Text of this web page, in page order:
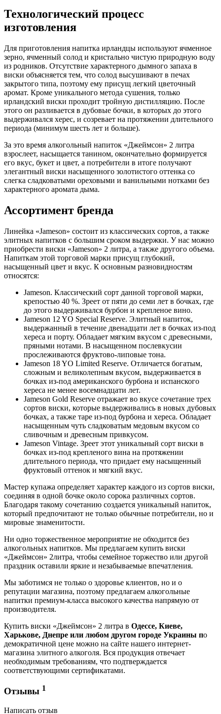
Технологический процесс
изготовления
Для приготовления напитка ирландцы используют ячменное
зерно, ячменный солод и кристально чистую природную воду
из родников. Отсутствие характерного дымного запаха в
виски объясняется тем, что солод высушивают в печах
закрытого типа, поэтому ему присущ легкий цветочный
аромат. Кроме уникального метода сушения, только
ирландский виски проходит тройную дистилляцию. После
этого он разливается в дубовые бочки, в которых до этого
выдерживался херес, и созревает на протяжении длительного
периода (минимум шесть лет и больше).
За это время алкогольный напиток «Джеймсон» 2 литра
взрослеет, насыщается танином, окончательно формируется
его вкус, букет и цвет, а потребители в итоге получают
элегантный виски насыщенного золотистого оттенка со
слегка сладковатыми ореховыми и ванильными нотками без
характерного аромата дыма.
Ассортимент бренда
Линейка «Jameson» состоит из классических сортов, а также
элитных напитков с большим сроком выдержки. У нас можно
приобрести виски «Jameson» 2 литра, а также другого объема.
Напиткам этой торговой марки присущ глубокий,
насыщенный цвет и вкус. К основным разновидностям
относятся:
Jameson. Классический сорт данной торговой марки,
крепостью 40 %. Зреет от пяти до семи лет в бочках, где
до этого выдерживался бурбон и крепленое вино.
Jameson 12 YO Special Reserve. Элитный напиток,
выдержанный в течение двенадцати лет в бочках из-под
хереса и порту. Обладает мягким вкусом с древесными,
пряными нотами. В насыщенном послевкусии
прослеживаются фруктово-липовые тона.
Jameson 18 YO Limited Reserve. Отличается богатым,
сложным и великолепным вкусом, выдерживается в
бочках из-под американского бурбона и испанского
хереса не менее восемнадцати лет.
Jameson Gold Reserve отражает во вкусе сочетание трех
сортов виски, которые выдерживались в новых дубовых
бочках, а также таре из-под бурбона и хереса. Обладает
насыщенным чуть сладковатым медовым вкусом со
сливочным и древесным привкусом.
Jameson Vintage. Зреет этот уникальный сорт виски в
бочках из-под крепленого вина на протяжении
длительного периода, что придает ему насыщенный
фруктовый оттенок и мягкий вкус.
Мастер купажа определяет характер каждого из сортов виски,
соединяя в одной бочке около сорока различных сортов.
Благодаря такому сочетанию создается уникальный напиток,
который предпочитают не только обычные потребители, но и
мировые знаменитости.
Ни одно торжественное мероприятие не обходится без
алкогольных напитков. Мы предлагаем купить виски
«Джеймсон» 2литра, чтобы семейное торжество или другой
праздник оставили яркие и незабываемые впечатления.
Мы заботимся не только о здоровье клиентов, но и о
репутации магазина, поэтому предлагаем алкогольные
напитки премиум-класса высокого качества напрямую от
производителя.
Купить виски «Джеймсон» 2 литра в Одессе, Киеве,
Харькове, Днепре или любом другом городе Украины по
демократичной цене можно на сайте нашего интернет-
магазина элитного алкоголя. Вся продукция отвечает
необходимым требованиям, что подтверждается
соответствующими сертификатами.
Отзывы 1
Написать отзыв